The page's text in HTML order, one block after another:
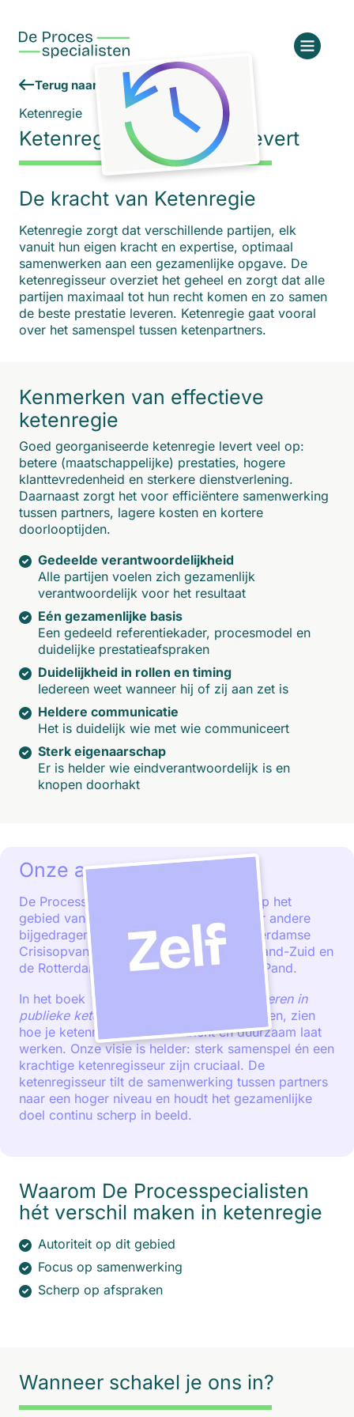
Terug naar het overzicht
Ketenregie
Ketenregie die resultaat levert
De kracht van Ketenregie
Ketenregie zorgt dat verschillende partijen, elk
vanuit hun eigen kracht en expertise, optimaal
samenwerken aan een gezamenlijke opgave. De
ketenregisseur overziet het geheel en zorgt dat alle
partijen maximaal tot hun recht komen en zo samen
de beste prestatie leveren. Ketenregie gaat vooral
over het samenspel tussen ketenpartners.
Kenmerken van effectieve
ketenregie
Goed georganiseerde ketenregie levert veel op:
betere (maatschappelijke) prestaties, hogere
klanttevredenheid en sterkere dienstverlening.
Daarnaast zorgt het voor efficiëntere samenwerking
tussen partners, lagere kosten en kortere
doorlooptijden.
Gedeelde verantwoordelijkheid
Alle partijen voelen zich gezamenlijk
verantwoordelijk voor het resultaat
Eén gezamenlijke basis
Een gedeeld referentiekader, procesmodel en
duidelijke prestatieafspraken
Duidelijkheid in rollen en timing
Iedereen weet wanneer hij of zij aan zet is
Heldere communicatie
Het is duidelijk wie met wie communiceert
Sterk eigenaarschap
Er is helder wie eindverantwoordelijk is en
knopen doorhakt
Onze aanpak
De Processpecialisten zijn dé autoriteit op het
gebied van ketenregie. We hebben onder andere
bijgedragen aan trajecten zoals de Amsterdamse
Crisisopvang, het Veiligheidshuis Gelderland-Zuid en
de Rotterdamse Handhaving Persoon en Pand.
In het boek ‘Ketenregie. Acteren en regisseren in
publieke ketens’
laten De Processpecialisten, zien
hoe je ketenregie effectief inricht en duurzaam laat
werken. Onze visie is helder: sterk samenspel én een
krachtige ketenregisseur zijn cruciaal. De
ketenregisseur tilt de samenwerking tussen partners
naar een hoger niveau en houdt het gezamenlijke
doel continu scherp in beeld.
Waarom De Processpecialisten
hét verschil maken in ketenregie
Autoriteit op dit gebied
Focus op samenwerking
Scherp op afspraken
Wanneer schakel je ons in?